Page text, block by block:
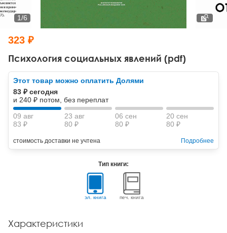
Тревожные расстройства, панические атаки
Психодрама
Другие направления психотерапии
Классический, эриксоновский гипноз и НЛП
НЛП
Психология труда и эргономика
Социальная психология
Социальная и организационная психология
Классический и юнгианский психоанализ
Психология социальных явлений (pdf)
1/6
323 ₽
Этот товар можно оплатить Долями
83 ₽ сегодня
и 240 ₽ потом, без переплат
09 авг
83 ₽
23 авг
80 ₽
06 сен
80 ₽
20 сен
80 ₽
стоимость доставки не учтена Подробнее
Тип книги:
эл. книга печ. книга
Характеристики